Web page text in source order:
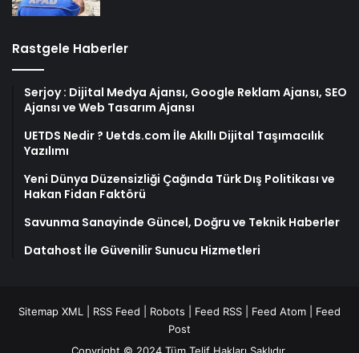
Rastgele Haberler
Serjoy : Dijital Medya Ajansı, Google Reklam Ajansı, SEO
Ajansı ve Web Tasarım Ajansı
UETDS Nedir ? Uetds.com İle Akıllı Dijital Taşımacılık
Yazılımı
Yeni Dünya Düzensizliği Çağında Türk Dış Politikası ve
Hakan Fidan Faktörü
Savunma Sanayinde Güncel, Doğru ve Teknik Haberler
Datahost İle Güvenilir Sunucu Hizmetleri
Sitemap XML RSS Feed Robots Feed RSS Feed Atom
Feed
Post